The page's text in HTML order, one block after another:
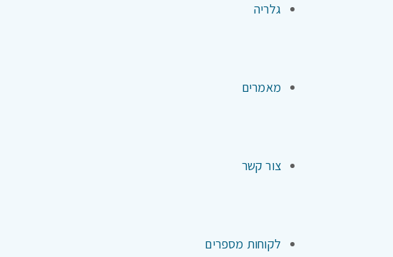
גלריה
מאמרים
צור קשר
לקוחות מספרים